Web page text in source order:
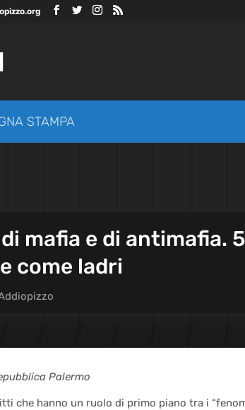
STAMPA
mafia e di antimafia.
come ladri
Palermo
che hanno un ruolo di primo piano tra i